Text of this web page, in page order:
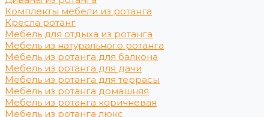
Комплекты мебели из ротанга
Кресла ротанг
Мебель для отдыха из ротанга
Мебель из натурального ротанга
Мебель из ротанга для балкона
Мебель из ротанга для дачи
Мебель из ротанга для террасы
Мебель из ротанга домашняя
Мебель из ротанга коричневая
Мебель из ротанга люкс